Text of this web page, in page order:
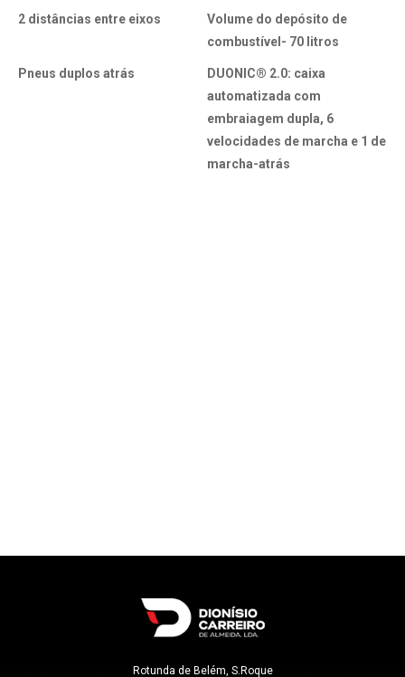
2 distâncias entre eixos
Volume do depósito de
combustível- 70 litros
Pneus duplos atrás
DUONIC® 2.0: caixa
automatizada com
embraiagem dupla, 6
velocidades de marcha e 1 de
marcha-atrás
Rotunda de Belém, S.Roque